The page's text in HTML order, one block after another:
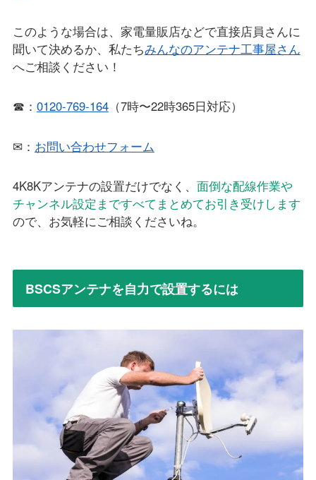
このような場合は、家電量販店などで直接店員さんに
聞いて決めるか、私たちみんなのアンテナ工事屋さん
へご相談ください！
☎： 0120-769-164（7時〜22時365日対応）
✉： お問い合わせフォーム
4K8Kアンテナの設置だけでなく、 面倒な配線作業や
チャンネル設定まですべてまとめてお引き受けします
ので、お気軽にご相談くださいね。
BSCSアンテナを自力で設置するには